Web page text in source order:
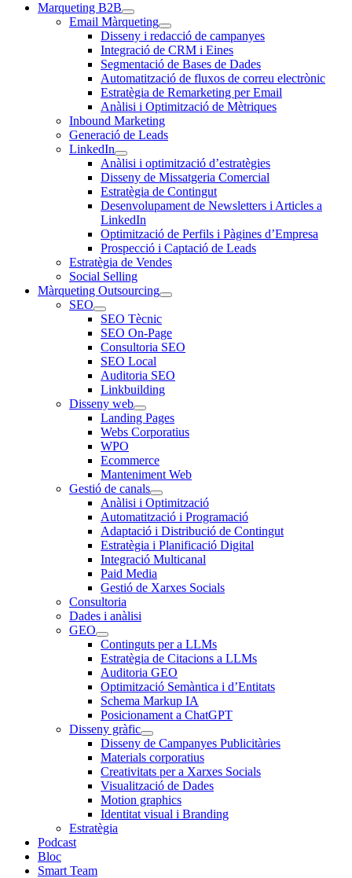
Marqueting B2B
Email Màrqueting
Disseny i redacció de campanyes
Integració de CRM i Eines
Segmentació de Bases de Dades
Automatització de fluxos de correu electrònic
Estratègia de Remarketing per Email
Anàlisi i Optimització de Mètriques
Inbound Marketing
Generació de Leads
LinkedIn
Anàlisi i optimització d’estratègies
Disseny de Missatgeria Comercial
Estratègia de Contingut
Desenvolupament de Newsletters i Articles a
LinkedIn
Optimització de Perfils i Pàgines d’Empresa
Prospecció i Captació de Leads
Estratègia de Vendes
Social Selling
Màrqueting Outsourcing
SEO
SEO Tècnic
SEO On-Page
Consultoria SEO
SEO Local
Auditoria SEO
Linkbuilding
Disseny web
Landing Pages
Webs Corporatius
WPO
Ecommerce
Manteniment Web
Gestió de canals
Anàlisi i Optimització
Automatització i Programació
Adaptació i Distribució de Contingut
Estratègia i Planificació Digital
Integració Multicanal
Paid Media
Gestió de Xarxes Socials
Consultoria
Dades i anàlisi
GEO
Continguts per a LLMs
Estratègia de Citacions a LLMs
Auditoria GEO
Optimització Semàntica i d’Entitats
Schema Markup IA
Posicionament a ChatGPT
Disseny gràfic
Disseny de Campanyes Publicitàries
Materials corporatius
Creativitats per a Xarxes Socials
Visualització de Dades
Motion graphics
Identitat visual i Branding
Estratègia
Podcast
Bloc
Smart Team